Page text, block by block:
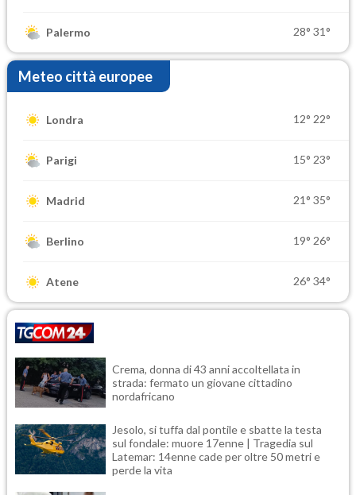
Palermo 28° 31°
Meteo città europee
Londra 12° 22°
Parigi 15° 23°
Madrid 21° 35°
Berlino 19° 26°
Atene 26° 34°
Crema, donna di 43 anni accoltellata in
strada: fermato un giovane cittadino
nordafricano
Jesolo, si tuffa dal pontile e sbatte la testa
sul fondale: muore 17enne | Tragedia sul
Latemar: 14enne cade per oltre 50 metri e
perde la vita